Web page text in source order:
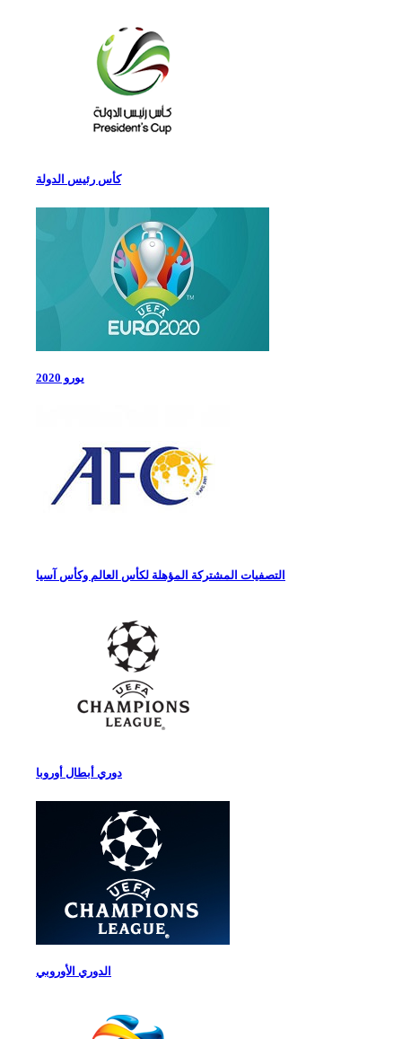
كأس رئيس الدولة
يورو 2020
التصفيات المشتركة المؤهلة لكأس العالم وكأس آسيا
دوري أبطال أوروبا
الدوري الأوروبي